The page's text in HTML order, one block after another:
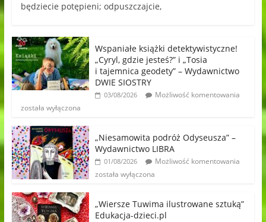
będziecie potępieni; odpuszczajcie,
Wspaniałe książki detektywistyczne!
„Cyryl, gdzie jesteś?” i „Tosia
i tajemnica geodety” – Wydawnictwo
DWIE SIOSTRY
03/08/2026
Możliwość komentowania
została wyłączona
„Niesamowita podróż Odyseusza” –
Wydawnictwo LIBRA
01/08/2026
Możliwość komentowania
została wyłączona
„Wiersze Tuwima ilustrowane sztuką”
Edukacja-dzieci.pl